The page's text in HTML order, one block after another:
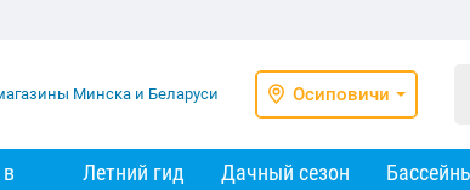
Осиповичи
Летний гид Дачный сезон